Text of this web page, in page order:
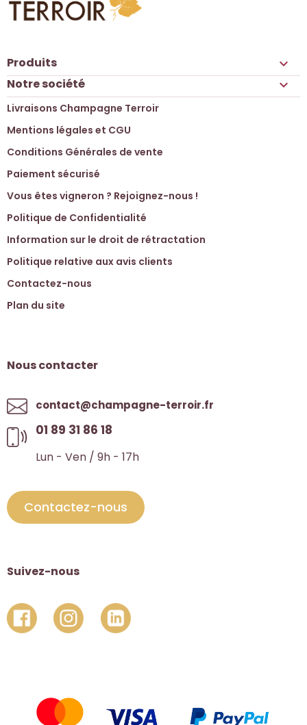
Produits 
Notre société 
Livraisons Champagne Terroir
Mentions légales et CGU
Conditions Générales de vente
Paiement sécurisé
Vous êtes vigneron ? Rejoignez-nous !
Politique de Confidentialité
Information sur le droit de rétractation
Politique relative aux avis clients
Contactez-nous
Plan du site
Nous contacter
contact@champagne-terroir.fr
01 89 31 86 18
Lun - Ven / 9h - 17h
Contactez-nous
Suivez-nous